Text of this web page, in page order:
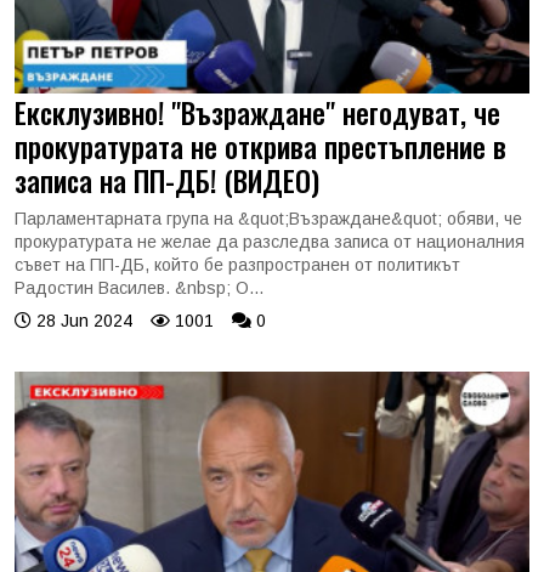
Ексклузивно! "Възраждане" негодуват, че
прокуратурата не открива престъпление в
записа на ПП-ДБ! (ВИДЕО)
Парламентарната група на &quot;Възраждане&quot; обяви, че
прокуратурата не желае да разследва записа от националния
съвет на ПП-ДБ, който бе разпространен от политикът
Радостин Василев. &nbsp; О...
28 Jun 2024
1001 0